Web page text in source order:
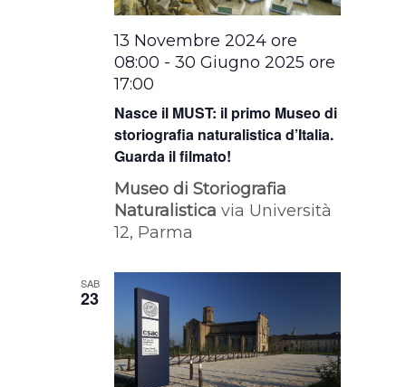
Nasce il MUST: il primo Museo di
storiografia naturalistica d’Italia.
Guarda il filmato!
13 Novembre 2024 ore
08:00 -30 Giugno 2025 ore
17:00
Museo di Storiografia
Naturalisticavia Università
12, Parma
SAB
23